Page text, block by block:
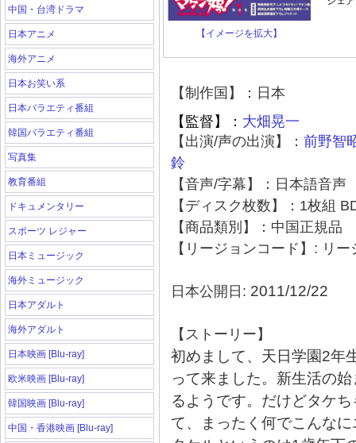
中国・台湾ドラマ
日本アニメ
海外アニメ
日本お笑い系
日本バラエティ番組
韓国バラエティ番組
写真集
教育番組
ドキュメンタリー
スポーツ レジャー
日本ミュージック
海外ミュージック
日本アダルト
海外アダルト
日本映画 [Blu-ray]
欧米映画 [Blu-ray]
韓国映画 [Blu-ray]
中国・香港映画 [Blu-ray]
【イメージを拡大】
【制作国】：日本
【監督】： 大畑晃一
【出演/声の出演】： 前野智
鈴
【音声/字幕】：日本語音声
【ディスク枚数】：1枚組
【商品類別】：中国正規品
【リージョンコード】: リ
日本公開日: 2011/12/22
【ストーリー】
初めまして、天日学園2年
って来ました。新生活の
るようです。だけどタケ
て、まったく何でこんな